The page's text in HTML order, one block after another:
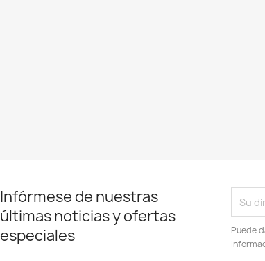
Infórmese de nuestras
últimas noticias y ofertas
especiales
Puede